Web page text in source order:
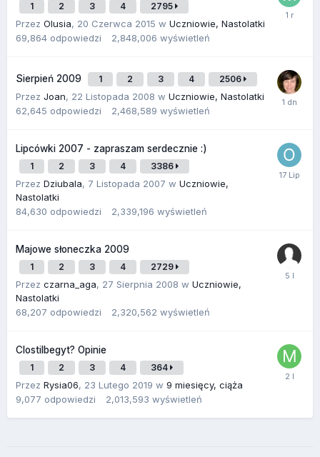
1 2 3 4 2795
Przez Olusia, 20 Czerwca 2015 w Uczniowie, Nastolatki
69,864 odpowiedzi 2,848,006 wyświetleń
Sierpień 2009 1 2 3 4 2506
Przez Joan, 22 Listopada 2008 w Uczniowie, Nastolatki
62,645 odpowiedzi 2,468,589 wyświetleń
Lipcówki 2007 - zapraszam serdecznie :)
1 2 3 4 3386
Przez Dziubala, 7 Listopada 2007 w Uczniowie,
Nastolatki
84,630 odpowiedzi 2,339,196 wyświetleń
Majowe słoneczka 2009
1 2 3 4 2729
Przez czarna_aga, 27 Sierpnia 2008 w Uczniowie,
Nastolatki
68,207 odpowiedzi 2,320,562 wyświetleń
Clostilbegyt? Opinie
1 2 3 4 364
Przez Rysia06, 23 Lutego 2019 w 9 miesięcy, ciąża
9,077 odpowiedzi 2,013,593 wyświetleń